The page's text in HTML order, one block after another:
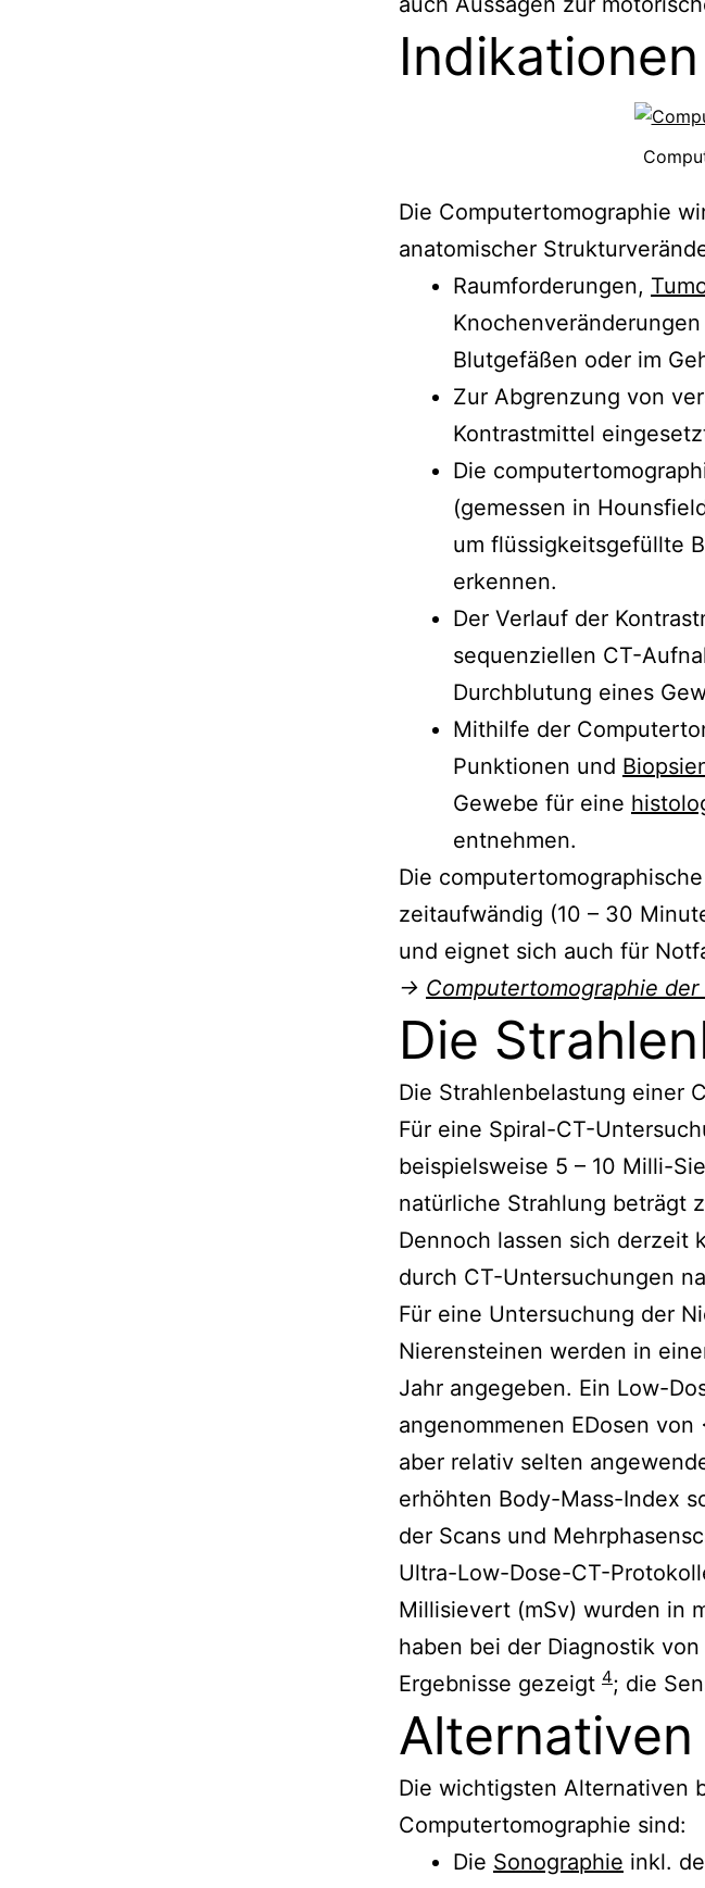
Indikationen
Die Computertomographie
anatomischer
Raumforderungen,
Blutgefäßen oder im
Zur Abgrenzung von
Kontrastmittel
Die
(gemessen in
um flüssigkeitsgefüllte
erkennen.
Der Verlauf der
sequenziellen CT-
Durchblutung eines
Mithilfe der
Punktionen und
Gewebe für eine
entnehmen.
Die
zeitaufwändig (10 – 30
und eignet sich auch für
→ Computertomographie der
Die
Die Strahlenbelastung einer
Für eine Spiral-CT-
beispielsweise 5 – 10 Milli-
natürliche Strahlung beträgt
Dennoch lassen sich derzeit
durch CT-Untersuchungen
Für eine Untersuchung der
Nierensteinen werden in
Jahr angegeben. Ein Low-
angenommenen EDosen
aber relativ selten
erhöhten Body-Mass-Index
der Scans und
Ultra-Low-Dose-CT-
Millisievert (mSv) wurden in
haben bei der Diagnostik
Ergebnisse gezeigt 4; die
Alternativen
Die wichtigsten Alternativen
Computertomographie sind:
Die Sonographie inkl.